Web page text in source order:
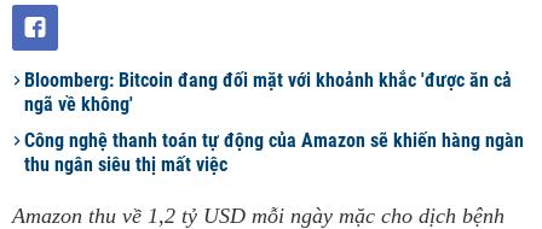
Bloomberg: Bitcoin đang đối mặt với khoảnh khắc 'được ăn cả
ngã về không'
Công nghệ thanh toán tự động của Amazon sẽ khiến hàng ngàn
thu ngân siêu thị mất việc
Amazon thu về 1,2 tỷ USD mỗi ngày mặc cho dịch bệnh